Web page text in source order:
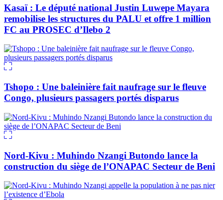
Kasaï : Le député national Justin Luwepe Mayara
remobilise les structures du PALU et offre 1 million
FC au PROSEC d’Ilebo 2
Tshopo : Une baleinière fait naufrage sur le fleuve
Congo, plusieurs passagers portés disparus
Nord-Kivu : Muhindo Nzangi Butondo lance la
construction du siège de l’ONAPAC Secteur de Beni